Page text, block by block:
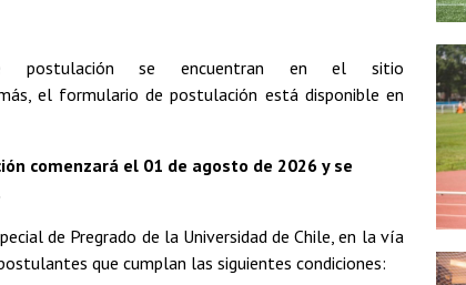
se encuentran en el sitio
el formulario de postulación está disponible en
comenzará el 01 de agosto de 2026 y se
de Pregrado de la Universidad de Chile, en la vía
que cumplan las siguientes condiciones: